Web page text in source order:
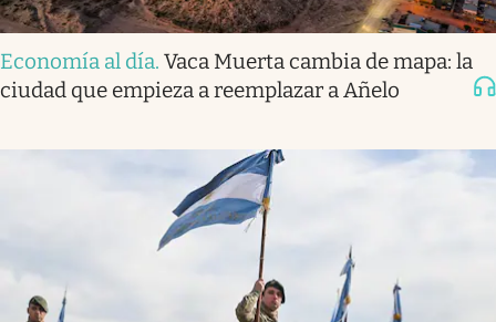
Economía al día. Vaca Muerta cambia de mapa: la
ciudad que empieza a reemplazar a Añelo